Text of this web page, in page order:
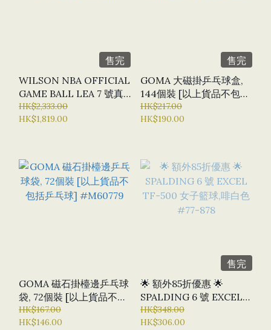
售完
WILSON NBA OFFICIAL
GAME BALL LEA 7 號真
皮籃球#WTB7500
HK$2,333.00
HK$1,819.00
售完
GOMA 大磁掛乒乓球盒,
144個裝 [以上貨品不包括
乒乓球] #M60780
HK$217.00
HK$190.00
GOMA 磁石掛檯邊乒乓球
袋, 72個裝 [以上貨品不包
括乒乓球] #M60779
HK$167.00
HK$146.00
售完
🌟 額外85折優惠 🌟
SPALDING 6 號 EXCEL
TF-500 女子籃球,啡白色
#77-878
HK$348.00
HK$306.00